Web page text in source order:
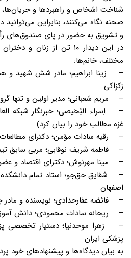
شناخت اشخاص و راهبردها و جریان‌ها،
صحنه نگاه می‌کنند، بنابراین
و تشویق به حضور در پای صندوق‌های
در این دیدار ۱۰ تن از
مختلف، خانم‌ها:
– زینا ابراهیم؛ مادر شش شهید و
زکزاکی
– مریم شعبانی؛ مدیر اولین و تنها
– اِسراء البُحَیصی؛ خبرنگار شبکه
غزه مطالب خود را بیان کرد)
– رقیه سادات مؤمن؛ دکترای
– فاطمه شریف نوقابی؛ مربی سابق
– مینا مهرنوش؛ دکترای اقتصاد و
– شقایق حق‌جو؛ استاد تمام
اصفهان
– فائضه غفارحدادی؛ نویسنده و مادر
– ریحانه سادات محمودی؛ دانش
– زهرا موحدنیا؛ دستیار تخصصی
پزشکی ایران
به بیان دیدگاه‌ها و پیشنهادهای خود